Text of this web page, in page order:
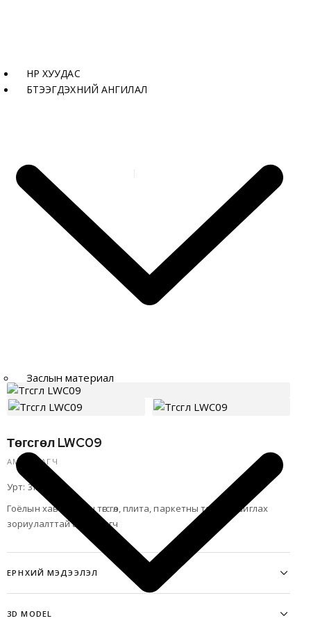
НҮҮР ХУУДАС
БҮТЭЭГДЭХҮҮНИЙ АНГИЛАЛ
Заслын материал
Бүтээгдэхүүнүүд Төгсгөл LWC09
Төгсгөл LWC09
АМ ДАРАГЧ
Урт: 3м
Гоёлын хавтангийн төгсгөл, плита, паркетны төгсгөлд ашиглах
зориулалттай ам дарагч
ЕРӨНХИЙ МЭДЭЭЛЭЛ
3D MODEL